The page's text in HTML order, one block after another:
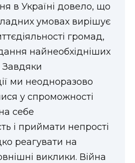
в Україні довело, що
умовах вирішує
громад,
найнеобхідніших
ми неодноразово
у спроможності
себе
і приймати непрості
реагувати на
виклики. Війна